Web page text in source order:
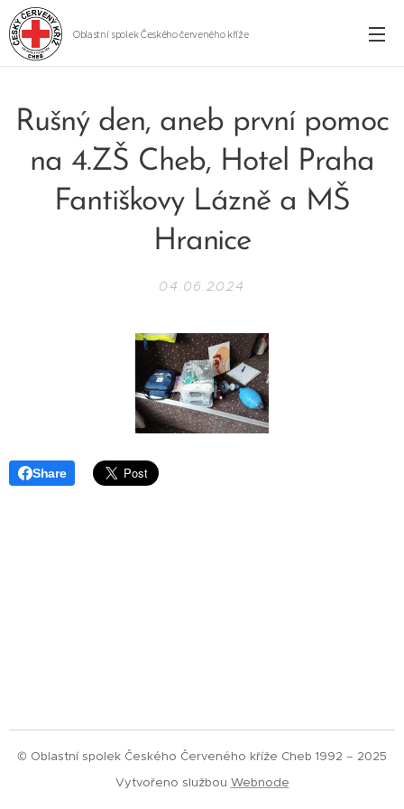
Oblastní spolek Českého červeného kříže
Rušný den, aneb první pomoc
na 4.ZŠ Cheb, Hotel Praha
Fantiškovy Lázně a MŠ
Hranice
04.06.2024
Share
© Oblastní spolek Českého Červeného kříže Cheb 1992 – 2025
Vytvořeno službou Webnode